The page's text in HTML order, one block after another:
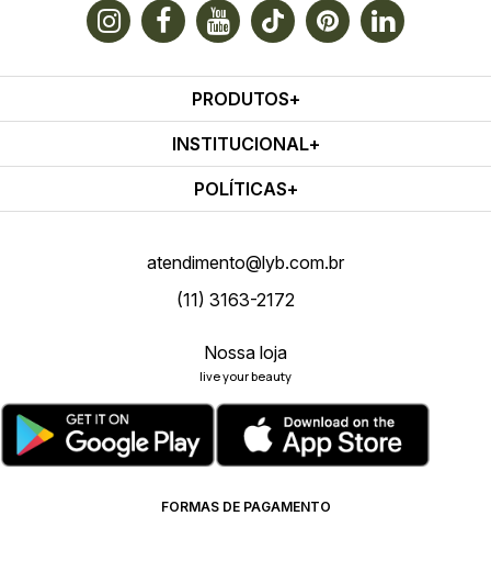
PRODUTOS
INSTITUCIONAL
POLÍTICAS
atendimento@lyb.com.br
(11) 3163-2172
Nossa loja
live your beauty
FORMAS DE PAGAMENTO